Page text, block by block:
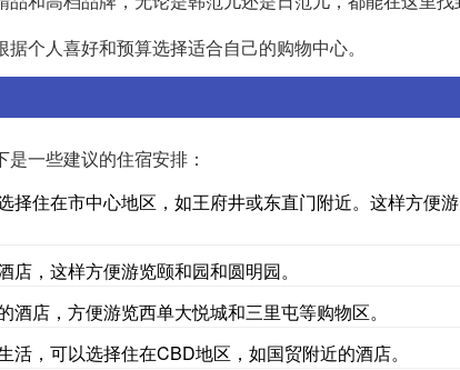
个人喜好和预算选择适合自己的购物中心。
一些建议的住宿安排：
择住在市中心地区，如王府井或东直门附近。这样方便
，这样方便游览颐和园和圆明园。
店，方便游览西单大悦城和三里屯等购物区。
，可以选择住在CBD地区，如国贸附近的酒店。